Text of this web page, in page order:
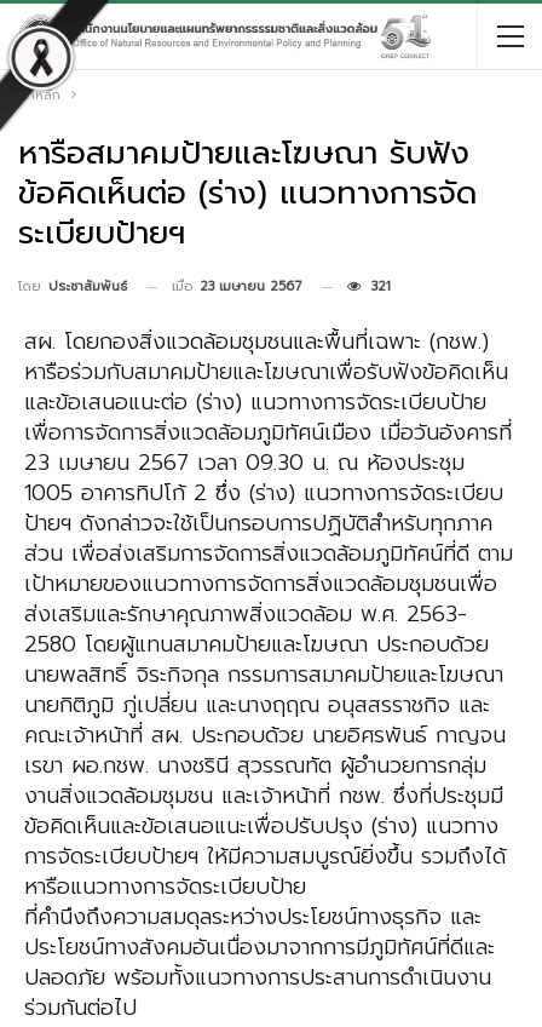
หน้าหลัก
หารือสมาคมป้ายและโฆษณา รับฟัง
ข้อคิดเห็นต่อ (ร่าง) แนวทางการจัด
ระเบียบป้ายฯ
โดย ประชาสัมพันธ์ เมื่อ 23 เมษายน 2567 321
สผ. โดยกองสิ่งแวดล้อมชุมชนและพื้นที่เฉพาะ (กชพ.)
หารือร่วมกับสมาคมป้ายและโฆษณาเพื่อรับฟังข้อคิดเห็น
และข้อเสนอแนะต่อ (ร่าง) แนวทางการจัดระเบียบป้าย
เพื่อการจัดการสิ่งแวดล้อมภูมิทัศน์เมือง เมื่อวันอังคารที่
23 เมษายน 2567 เวลา 09.30 น. ณ ห้องประชุม
1005 อาคารทิปโก้ 2 ซึ่ง (ร่าง) แนวทางการจัดระเบียบ
ป้ายฯ ดังกล่าวจะใช้เป็นกรอบการปฏิบัติสำหรับทุกภาค
ส่วน เพื่อส่งเสริมการจัดการสิ่งแวดล้อมภูมิทัศน์ที่ดี ตาม
เป้าหมายของแนวทางการจัดการสิ่งแวดล้อมชุมชนเพื่อ
ส่งเสริมและรักษาคุณภาพสิ่งแวดล้อม พ.ศ. 2563-
2580 โดยผู้แทนสมาคมป้ายและโฆษณา ประกอบด้วย
นายพลสิทธิ์ จิระกิจกุล กรรมการสมาคมป้ายและโฆษณา
นายกิติภูมิ ภู่เปลี่ยน และนางฤฤณ อนุสสรราชกิจ และ
คณะเจ้าหน้าที่ สผ. ประกอบด้วย นายอิศรพันธ์ กาญจน
เรขา ผอ.กชพ. นางชรินี สุวรรณทัต ผู้อำนวยการกลุ่ม
งานสิ่งแวดล้อมชุมชน และเจ้าหน้าที่ กชพ. ซึ่งที่ประชุมมี
ข้อคิดเห็นและข้อเสนอแนะเพื่อปรับปรุง (ร่าง) แนวทาง
การจัดระเบียบป้ายฯ ให้มีความสมบูรณ์ยิ่งขึ้น รวมถึงได้
หารือแนวทางการจัดระเบียบป้าย
ที่คำนึงถึงความสมดุลระหว่างประโยชน์ทางธุรกิจ และ
ประโยชน์ทางสังคมอันเนื่องมาจากการมีภูมิทัศน์ที่ดีและ
ปลอดภัย พร้อมทั้งแนวทางการประสานการดำเนินงาน
ร่วมกันต่อไป